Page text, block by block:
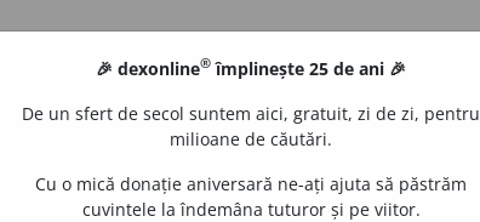
🎉 dexonline® împlinește 25 de ani 🎉
De un sfert de secol suntem aici, gratuit, zi de zi, pentru
milioane de căutări.
Cu o mică donație aniversară ne-ați ajuta să păstrăm
cuvintele la îndemâna tuturor și pe viitor.